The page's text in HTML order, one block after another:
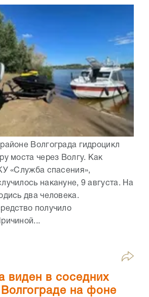
Волгограда гидроцикл
моста через Волгу. Как
«Служба спасения»,
накануне, 9 августа. На
два человека.
получило
виден в соседних
на фоне